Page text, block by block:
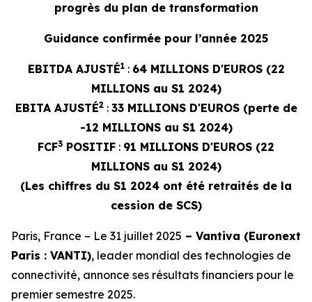
progrès du plan de transformation
Guidance confirmée pour l’année 2025
EBITDA AJUSTÉ1: 64 MILLIONS D'EUROS (22
MILLIONS au S1 2024)
EBITA AJUSTÉ2 : 33 MILLIONS D'EUROS (perte de
-12 MILLIONS au S1 2024)
FCF3 POSITIF : 91 MILLIONS D'EUROS (22
MILLIONS au S1 2024)
(Les chiffres du S1 2024 ont été retraités de la
cession de SCS)
Paris, France – Le 31 juillet 2025 – Vantiva (Euronext
Paris : VANTI), leader mondial des technologies de
connectivité, annonce ses résultats financiers pour le
premier semestre 2025.